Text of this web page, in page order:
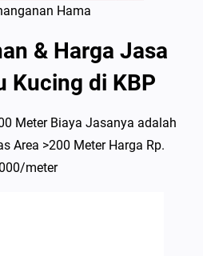
Hama
& Harga Jasa
Kucing di KBP
Meter Biaya Jasanya adalah
Area >200 Meter Harga Rp.
meter